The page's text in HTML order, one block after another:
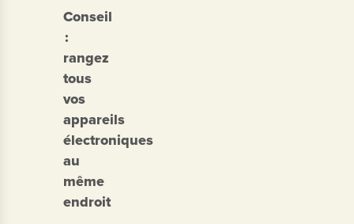
Conseil
:
rangez
tous
vos
appareils
électroniques
au
même
endroit